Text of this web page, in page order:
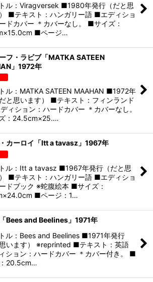
ル：Viragversek ■1980年発行（だと思
■テキスト：ハンガリー語 ■エディショ
ドカバー ＊カバーなし。 ■サイズ：
■ページ…
フ・ラビブ「MATKA SATEEN
」1972年
ル：MATKA SATEEN MAAHAN ■1972年
と思います） ■テキスト：フィンランド
ィション：ハードカバー ＊カバーなし。
：24.5cm×25.…
カーロイ「Itt a tavasz」1967年
ル：Itt a tavasz ■1967年発行（だと思
■テキスト：ハンガリー語 ■エディショ
ドブック ※蛇腹絵本 ■サイズ：
■ページ：1…
Bees and Beelines」1971年
ル：Bees and Beelines ■1971年発行
思います） ※reprinted ■テキスト：英語
ション：ハードカバー ＊カバー付き。 ■
20.5cm…